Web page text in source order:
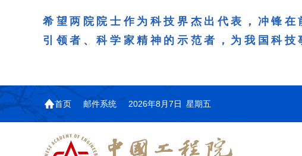
希望两院院士作为科技界杰出代表，冲锋
引领者、科学家精神的示范者，为我国科技
首页 邮件系统 2026年8月7日 星期五